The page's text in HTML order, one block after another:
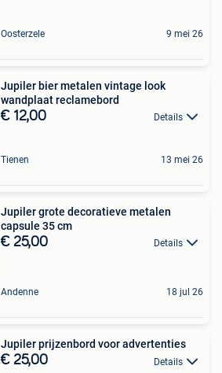
Oosterzele 9 mei 26
Jupiler bier metalen vintage look
wandplaat reclamebord
€ 12,00 Details
Tienen 13 mei 26
Jupiler grote decoratieve metalen
capsule 35 cm
€ 25,00 Details
Andenne 18 jul 26
Jupiler prijzenbord voor advertenties
€ 25,00 Details